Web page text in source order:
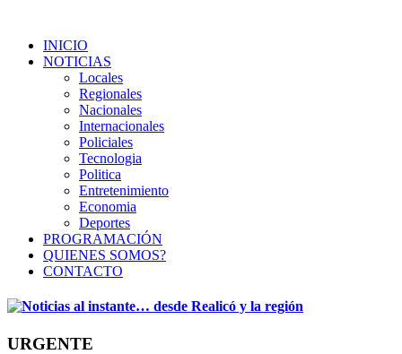
INICIO
NOTICIAS
Locales
Regionales
Nacionales
Internacionales
Policiales
Tecnologia
Politica
Entretenimiento
Economia
Deportes
PROGRAMACIÓN
QUIENES SOMOS?
CONTACTO
URGENTE